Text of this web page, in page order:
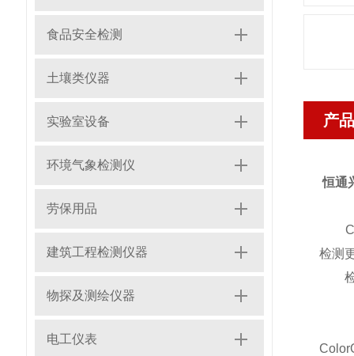
食品安全检测
土壤类仪器
实验室设备
环境气象检测仪
劳保用品
建筑工程检测仪器
物探及测绘仪器
电工仪表
产
恒通
检测
检